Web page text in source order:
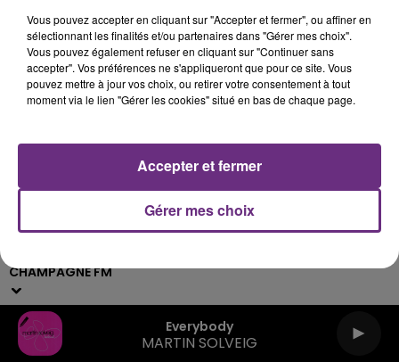
CHAMPAGNE FM
Everybody
MARTIN SOLVEIG
Mentions Légales
Gestion des cookies
Plan du site
Vous pouvez accepter en cliquant sur "Accepter et fermer", ou affiner en
sélectionnant les finalités et/ou partenaires dans "Gérer mes choix".
Vous pouvez également refuser en cliquant sur "Continuer sans
accepter". Vos préférences ne s'appliqueront que pour ce site. Vous
pouvez mettre à jour vos choix, ou retirer votre consentement à tout
moment via le lien "Gérer les cookies" situé en bas de chaque page.
Gérer mes choix
Accepter et fermer